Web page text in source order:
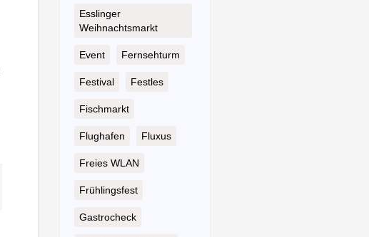
Esslinger
Weihnachtsmarkt
Event Fernsehturm
Festival Festles
Fischmarkt
Flughafen Fluxus
Freies WLAN
Frühlingsfest
Gastrocheck